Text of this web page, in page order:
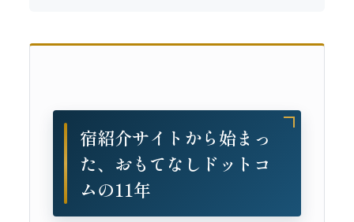
宿紹介サイトから始まっ
た、おもてなしドットコ
ムの11年